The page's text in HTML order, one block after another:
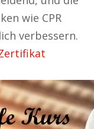
wie CPR
verbessern.